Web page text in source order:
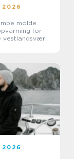
molde
for
vestlandsvær